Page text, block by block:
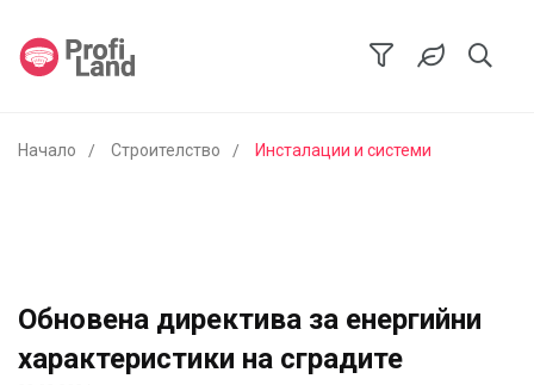
Начало Строителство Инсталации и системи
Обновена директива за енергийни
характеристики на сградите